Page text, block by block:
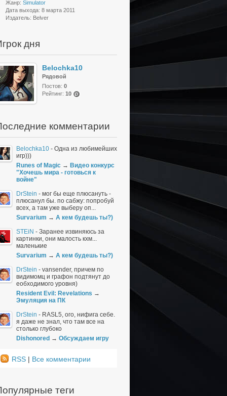
Жанр: Simulator
Дата выхода: 8 марта 2011
Издатель: Belver
дня
Belochka10
Рядовой
Постов: 0
Рейтинг: 10
комментарии
Belochka10 - Одна из любимейших
игр)))
Runes of Magic → Видео конкурс
"Хочешь мира - готовься к
войне"
DrStein - мог бы еще плюсануть -
плюсанул бы. по сабжу: попробуй
всех, а там уже выберу оп...
Survarium → А кем будешь ты?)
STEiN - Заранее извиняюсь за
картинки, они малость кхм...
маленькие
Survarium → А кем будешь ты?)
DrStein - vansender, причем по
видимомц и графон подтянут до
еобходимого уровня)
Resident Evil: Revelations →
Эмуляция на ПК
DrStein - RASL5, ого, нифига себе.
я даже не знал, что там все на
столько глубоко
Dishonored → Обсуждаем игру
RSS | Все комментарии
теги